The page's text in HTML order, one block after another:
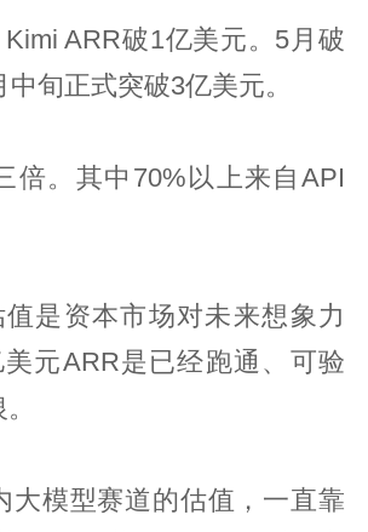
ARR破1亿美元。5月破
旬正式突破3亿美元。
倍。其中70%以上来自API
是资本市场对未来想象力
元ARR是已经跑通、可验
大模型赛道的估值，一直靠